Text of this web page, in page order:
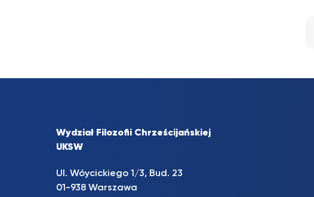
Wydział Filozofii Chrześcijańskiej
UKSW
Ul. Wóycickiego 1/3, Bud. 23
01-938 Warszawa